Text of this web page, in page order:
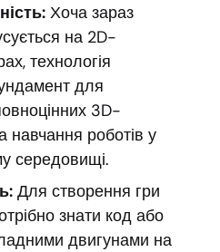
Хоча зараз
на 2D-
технологія
для
3D-
навчання роботів у
середовищі.
Для створення гри
знати код або
двигунами на